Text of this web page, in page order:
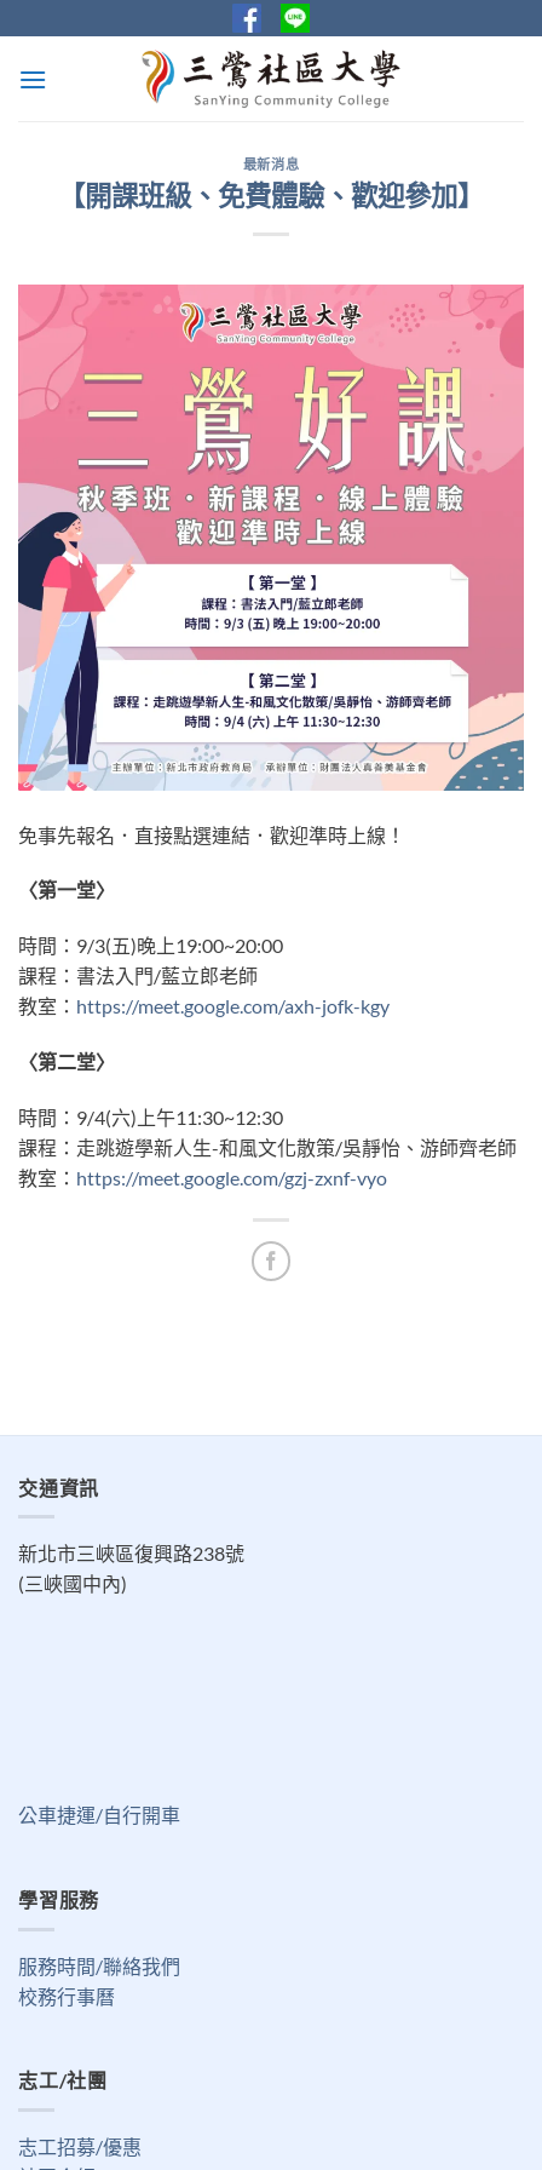
to
content
最新消息
【開課班級、免費體驗、歡迎參加】
免事先報名．直接點選連結．歡迎準時上線！
〈第一堂〉
時間：9/3(五)晚上19:00~20:00
課程：書法入門/藍立郎老師
教室： https://meet.google.com/axh-jofk-kgy
〈第二堂〉
時間：9/4(六)上午11:30~12:30
課程：走跳遊學新人生-和風文化散策/吳靜怡、游師齊老師
教室： https://meet.google.com/gzj-zxnf-vyo
交通資訊
新北市三峽區復興路238號
(三峽國中內)
公車捷運/自行開車
學習服務
服務時間/聯絡我們
校務行事曆
志工/社團
志工招募/優惠